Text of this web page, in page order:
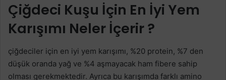
Çiğdeci Kuşu İçin En İyi Yem
Karışımı Neler İçerir ?
çiğdeciler için en iyi yem karışımı, %20 protein, %7 den
düşük oranda yağ ve %4 aşmayacak ham fibere sahip
olması gerekmektedir. Ayrıca bu karışımda farklı amino